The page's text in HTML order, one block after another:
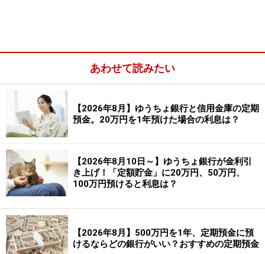
●メリット
・定額貯金よりも金利が高い。満期まで預けられる場
あわせて読みたい
【2026年8月】ゆうちょ銀行と信用金庫の定期
預金。20万円を1年預けた場合の利息は？
【2026年8月10日～】ゆうちょ銀行が金利引
き上げ！「定額貯金」に20万円、50万円、
100万円預けると利息は？
【2026年8月】500万円を1年、定期預金に預
けるならどの銀行がいい？おすすめの定期預金